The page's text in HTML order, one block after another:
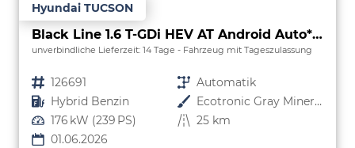
Hyundai TUCSON
Black Line 1.6 T-GDi HEV AT Android Auto*Navi*SHZ*Kamera*2Z Klimaauto*
unverbindliche Lieferzeit: 14 Tage Fahrzeug mit Tageszulassung
Fahrzeugnr. 126691 Getriebe Automatik
Kraftstoff Hybrid Benzin Außenfarbe
Ecotronic Gray Mineraleffekt
Leistung 176 kW (239 PS) Kilometerstand 25 km
01.06.2026